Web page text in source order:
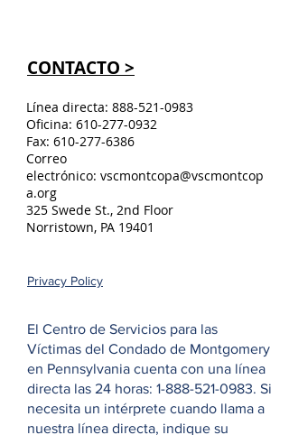
CONTACTO >
Línea directa: 888-521-0983
Oficina: 610-277-0932
Fax: 610-277-6386
Correo
electrónico: vscmontcopa@vscmontcop
a.org
325 Swede St., 2nd Floor
Norristown, PA 19401
Privacy Policy
El Centro de Servicios para las
Víctimas del Condado de Montgomery
en Pennsylvania cuenta con una línea
directa las 24 horas: 1-888-521-0983. Si
necesita un intérprete cuando llama a
nuestra línea directa, indique su